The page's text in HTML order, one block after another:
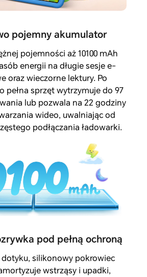
pojemny akumulator
pojemności aż 10100 mAh
energii na długie sesje e-
oraz wieczorne lektury. Po
pełna sprzęt wytrzymuje do 97
lub pozwala na 22 godziny
wideo, uwalniając od
podłączania ładowarki.
pod pełną ochroną
dotyku, silikonowy pokrowiec
wstrząsy i upadki,